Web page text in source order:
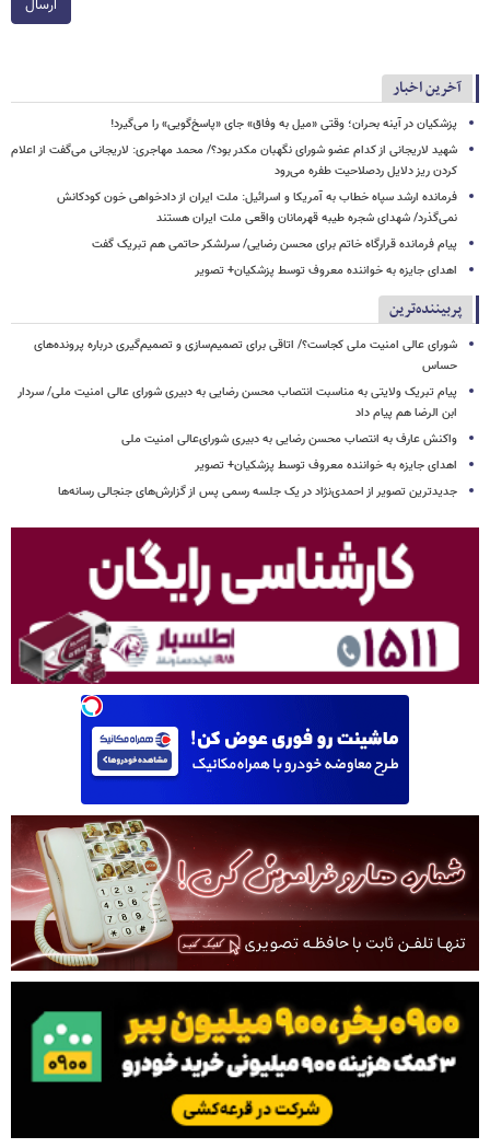
ارسال
آخرین اخبار
پزشکیان در آینه بحران؛ وقتی «میل به وفاق» جای «پاسخ‌گویی» را می‌گیرد!
شهید لاریجانی از کدام عضو شورای نگهبان مکدر بود؟/ محمد مهاجری: لاریجانی می‌گفت از اعلام
کردن ریز دلایل ردصلاحیت طفره می‌رود
فرمانده ارشد سپاه خطاب به آمریکا و اسرائیل: ملت ایران از دادخواهی خون کودکانش
نمی‌گذرد/ شهدای شجره طیبه قهرمانان واقعی ملت ایران هستند
پیام فرمانده قرارگاه خاتم برای محسن رضایی/ سرلشکر حاتمی هم تبریک گفت
اهدای جایزه به خواننده معروف توسط پزشکیان+ تصویر
پربیننده‌ترین
شورای عالی امنیت ملی کجاست؟/ اتاقی برای تصمیم‌سازی و تصمیم‌گیری درباره پرونده‌های
حساس
پیام تبریک ولایتی به مناسبت انتصاب محسن رضایی به دبیری شورای عالی امنیت ملی/ سردار
ابن الرضا هم پیام داد
واکنش عارف به انتصاب محسن رضایی به دبیری شورای‌عالی امنیت ملی
اهدای جایزه به خواننده معروف توسط پزشکیان+ تصویر
جدیدترین تصویر از احمدی‌نژاد در یک جلسه رسمی پس از گزارش‌های جنجالی رسانه‌ها